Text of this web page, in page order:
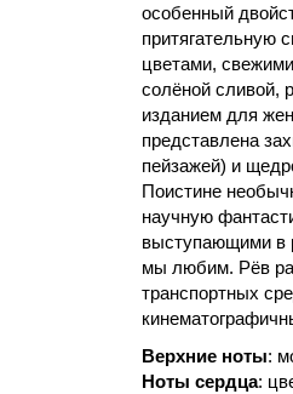
особенный
притягательную
цветами,
солёной сливой,
изданием для
представлена
пейзажей) и
Поистине
научную
выступающими в
мы любим. Рёв
транспортных
Верхние ноты:
Ноты сердца: